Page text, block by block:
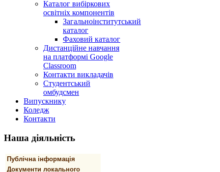
Каталог вибіркових
освітніх компонентів
Загальноінститутський
каталог
Фаховий каталог
Дистанційне навчання
на платформі Google
Classroom
Контакти викладачів
Студентський
омбудсмен
Випускнику
Коледж
Контакти
Наша діяльність
Публічна інформація
Документи локального